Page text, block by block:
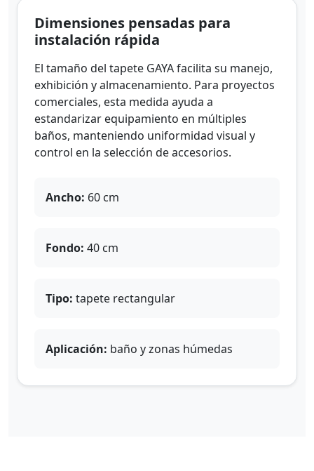
Dimensiones pensadas para
instalación rápida
El tamaño del tapete GAYA facilita su manejo,
exhibición y almacenamiento. Para proyectos
comerciales, esta medida ayuda a
estandarizar equipamiento en múltiples
baños, manteniendo uniformidad visual y
control en la selección de accesorios.
Ancho: 60 cm
Fondo: 40 cm
Tipo: tapete rectangular
Aplicación: baño y zonas húmedas